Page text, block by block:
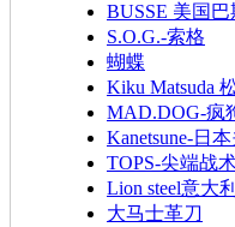
BUSSE 美国巴
S.O.G.-索格
蝴蝶
Kiku Matsuda
MAD.DOG-疯
Kanetsune-日
TOPS-尖端战
Lion steel意大
大马士革刀